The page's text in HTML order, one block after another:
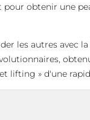
obtenir une
les autres
lifting » d'une